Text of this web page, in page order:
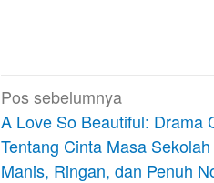
Navigasi
pos
Pos sebelumnya
A Love So Beautiful: Drama
Tentang Cinta Masa
Manis, Ringan, dan Penuh